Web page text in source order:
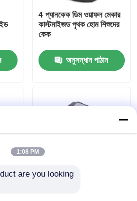
4 প্যানকেক ডিম ওয়াফল মেকার
কাস্টমাইজড পৃথক হোম শিশুদের
কেক
অনুসন্ধান পাঠান
1:08 PM
are you looking